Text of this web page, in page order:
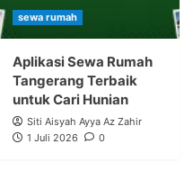
sewa rumah
Aplikasi Sewa Rumah
Tangerang Terbaik
untuk Cari Hunian
Siti Aisyah Ayya Az Zahir
1 Juli 2026
0